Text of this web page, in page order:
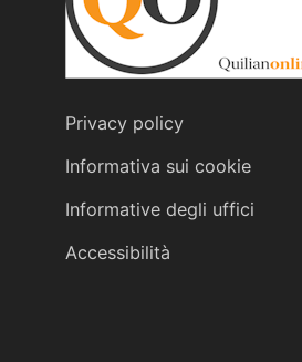
Privacy policy
Informativa sui cookie
Informative degli uffici
Accessibilità